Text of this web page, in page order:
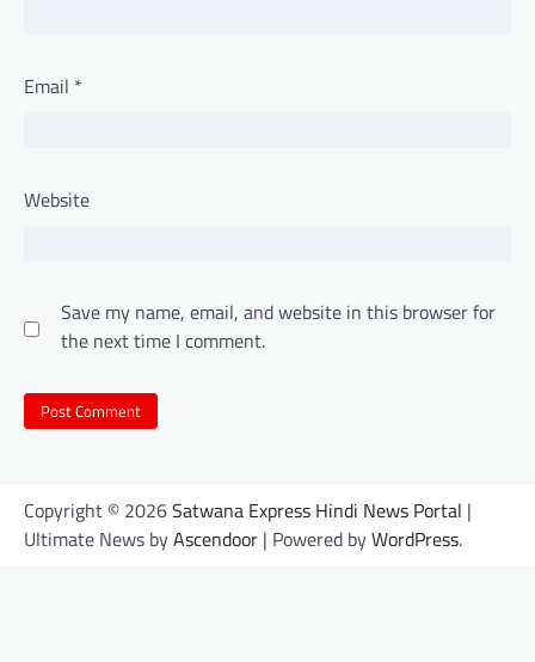
Email *
Website
Save my name, email, and website in this browser for
the next time I comment.
Copyright © 2026Satwana Express Hindi News Portal |
Ultimate News byAscendoor | Powered byWordPress.